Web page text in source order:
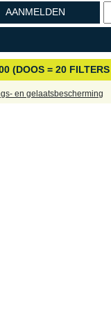
AANMELDEN
(DOOS = 20
en gelaatsbescherming